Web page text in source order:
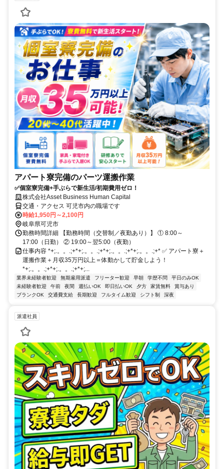
アパート寮完備のパーツ運搬作業
✅個室寮完備+手ぶらで新生活/初期費用ゼロ！
株式会社Asset Business Human Capital
交通・アクセス 可児市内の職場です
時給1,950円～2,100円
岐阜県可児市
勤務時間詳細 【勤務時間（交替制／夜勤あり）】 ① 8:00～
17:00（日勤） ② 19:00～翌5:00（夜勤）
仕事内容 *+;.。。.;+*+;.。。.;+*+;.。。.;+*+;.。。.;+* ✅ アパート寮＋
運搬作業＋月収35万円以上＝体動かして貯金しよう！
*+;.。。.;+*+;.。。.;+*+;...
業界未経験者歓迎 無期雇用派遣 フリーター歓迎 早朝 学歴不問
平日のみOK
未経験者歓迎
午前 夜間 週払いOK 即日払いOK 夕方 家賃無料
賞与あり
ブランクOK
交通費支給 長期歓迎 フルタイム歓迎 シフト制 深夜
派遣社員